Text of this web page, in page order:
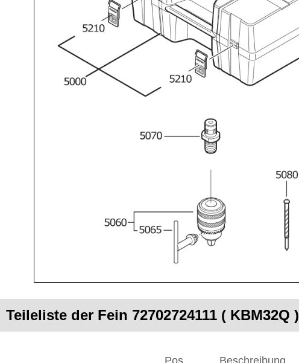
Teileliste der Fein 72702724111 ( KBM32Q )